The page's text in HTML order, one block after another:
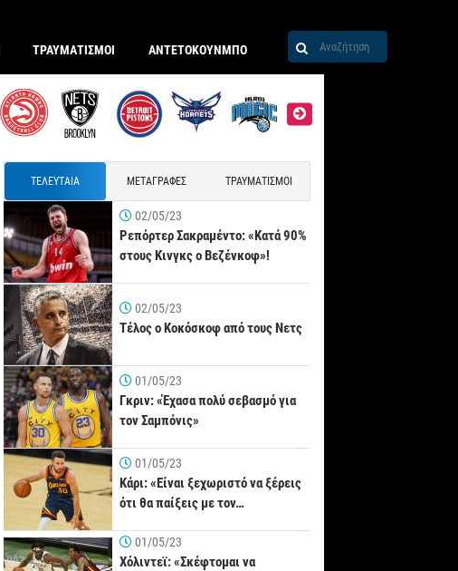
ΤΡΑΥΜΑΤΙΣΜΟΙ ΑΝΤΕΤΟΚΟΥΝΜΠΟ
ΤΕΛΕΥΤΑΙΑ ΜΕΤΑΓΡΑΦΕΣ ΤΡΑΥΜΑΤΙΣΜΟΙ
02/05/23
Ρεπόρτερ Σακραμέντο: «Κατά 90%
στους Κινγκς ο Βεζένκοφ»!
02/05/23
Τέλος ο Κοκόσκοφ από τους Νετς
01/05/23
Γκριν: «Έχασα πολύ σεβασμό για
τον Σαμπόνις»
01/05/23
Κάρι: «Είναι ξεχωριστό να ξέρεις
ότι θα παίξεις με τον…
01/05/23
Χόλιντεϊ: «Σκέφτομαι να